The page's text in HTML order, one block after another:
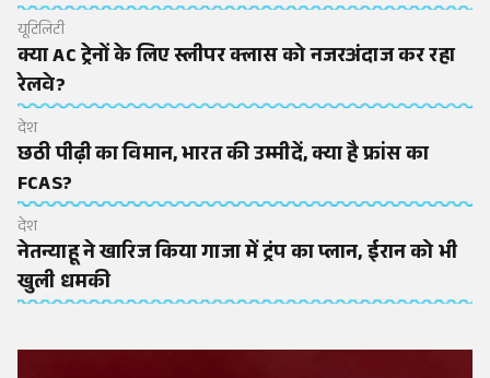
यूटिलिटी
क्या AC ट्रेनों के लिए स्लीपर क्लास को नजरअंदाज कर रहा
रेलवे?
देश
छठी पीढ़ी का विमान, भारत की उम्मीदें, क्या है फ्रांस का
FCAS?
देश
नेतन्याहू ने खारिज किया गाजा में ट्रंप का प्लान, ईरान को भी
खुली धमकी